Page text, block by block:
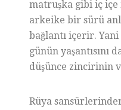
matruşka gibi iç
arkeike bir sürü
bağlantı içerir.
günün yaşantısını
düşünce zincirinin
Rüya